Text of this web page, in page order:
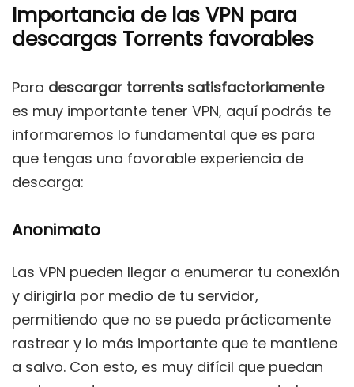
Importancia de las VPN para
descargas Torrents favorables
Para descargar torrents satisfactoriamente
es muy importante tener VPN, aquí podrás te
informaremos lo fundamental que es para
que tengas una favorable experiencia de
descarga:
Anonimato
Las VPN pueden llegar a enumerar tu conexión
y dirigirla por medio de tu servidor,
permitiendo que no se pueda prácticamente
rastrear y lo más importante que te mantiene
a salvo. Con esto, es muy difícil que puedan